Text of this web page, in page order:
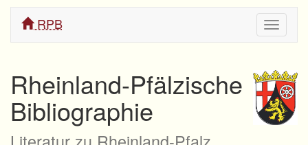
ein/
RPB
Rheinland-Pfälzische
Bibliographie